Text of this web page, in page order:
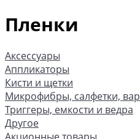
Пленки
Аксессуары
Аппликаторы
Кисти и щетки
Микрофибры, салфетки,
Триггеры, емкости и ведра
Другое